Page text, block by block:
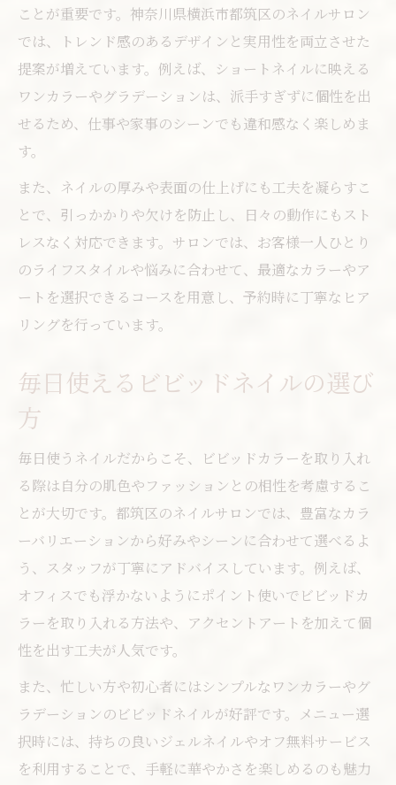
ことが重要です。神奈川県横浜市都筑区のネイルサロン
では、トレンド感のあるデザインと実用性を両立させた
提案が増えています。例えば、ショートネイルに映える
ワンカラーやグラデーションは、派手すぎずに個性を出
せるため、仕事や家事のシーンでも違和感なく楽しめま
す。
また、ネイルの厚みや表面の仕上げにも工夫を凝らすこ
とで、引っかかりや欠けを防止し、日々の動作にもスト
レスなく対応できます。サロンでは、お客様一人ひとり
のライフスタイルや悩みに合わせて、最適なカラーやア
ートを選択できるコースを用意し、予約時に丁寧なヒア
リングを行っています。
毎日使えるビビッドネイルの選び
方
毎日使うネイルだからこそ、ビビッドカラーを取り入れ
る際は自分の肌色やファッションとの相性を考慮するこ
とが大切です。都筑区のネイルサロンでは、豊富なカラ
ーバリエーションから好みやシーンに合わせて選べるよ
う、スタッフが丁寧にアドバイスしています。例えば、
オフィスでも浮かないようにポイント使いでビビッドカ
ラーを取り入れる方法や、アクセントアートを加えて個
性を出す工夫が人気です。
また、忙しい方や初心者にはシンプルなワンカラーやグ
ラデーションのビビッドネイルが好評です。メニュー選
択時には、持ちの良いジェルネイルやオフ無料サービス
を利用することで、手軽に華やかさを楽しめるのも魅力